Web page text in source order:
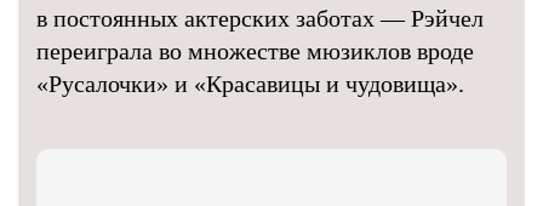
в постоянных актерских заботах — Рэйчел
переиграла во множестве мюзиклов вроде
«Русалочки» и «Красавицы и чудовища».